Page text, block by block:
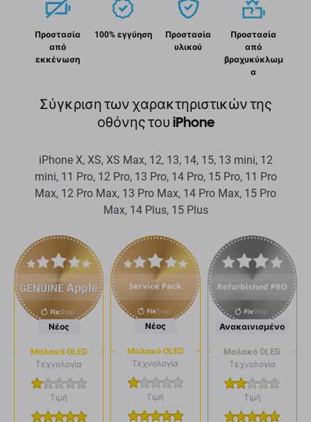
Προστασία
από
εκκένωση
100% εγγύηση
Προστασία
υλικού
Προστασία
από
βραχυκύκλωμ
α
Σύγκριση των χαρακτηριστικών της
οθόνης του iPhone
iPhone X, XS, XS Max, 12, 13, 14, 15, 13 mini, 12
mini, 11 Pro, 12 Pro, 13 Pro, 14 Pro, 15 Pro, 11 Pro
Max, 12 Pro Max, 13 Pro Max, 14 Pro Max, 15 Pro
Max, 14 Plus, 15 Plus
Νέος
Μαλακό OLED
Τεχνολογία
Τιμή
Νέος
Μαλακό OLED
Τεχνολογία
Τιμή
Ανακαινισμένο
Μαλακό OLED
Τεχνολογία
Τιμή